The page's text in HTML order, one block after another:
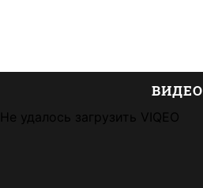
ВИДЕО
Не удалось загрузить VIQEO